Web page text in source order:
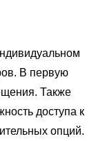
В первую
Также
доступа к
опций.